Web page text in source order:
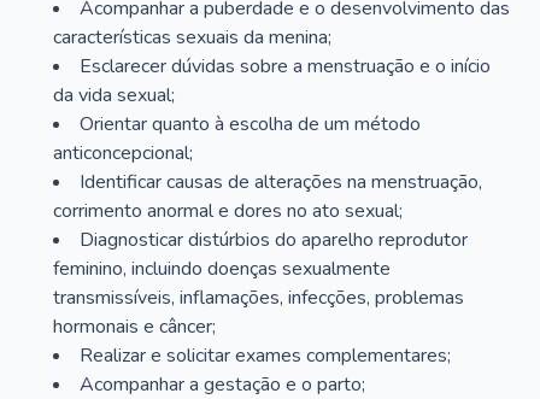
Acompanhar a puberdade e o desenvolvimento das
características sexuais da menina;
Esclarecer dúvidas sobre a menstruação e o início
da vida sexual;
Orientar quanto à escolha de um método
anticoncepcional;
Identificar causas de alterações na menstruação,
corrimento anormal e dores no ato sexual;
Diagnosticar distúrbios do aparelho reprodutor
feminino, incluindo doenças sexualmente
transmissíveis, inflamações, infecções, problemas
hormonais e câncer;
Realizar e solicitar exames complementares;
Acompanhar a gestação e o parto;